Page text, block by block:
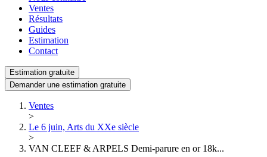
Ventes
Résultats
Guides
Estimation
Contact
Estimation gratuite
Demander une estimation gratuite
Ventes
>
Le 6 juin, Arts du XXe siècle
>
VAN CLEEF & ARPELS Demi-parure en or 18k...